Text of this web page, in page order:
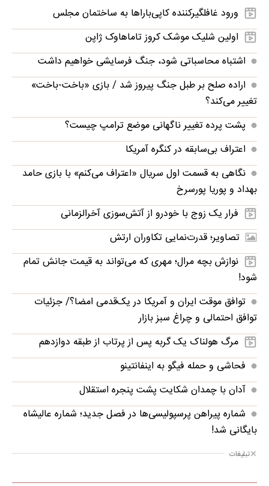
ورود غافلگیرکننده کاپی‌باراها به ساختمان مجلس
اولین شلیک موشک کروز تاماهاوک ژاپن
اشتباه محاسباتی شود، جنگ فرسایشی خواهیم داشت
اراده صلح بر طبل جنگ پیروز شد / بازی «باخت-باخت»
تغییر می‌کند؟
پشت پرده تغییر ناگهانی موضع ترامپ چیست؟
اعتراف بی‌سابقه در کنگره آمریکا
نگاهی به قسمت اول سریال «اعتراف می‌کنم» با بازی حامد
بهداد و پوریا پورسرخ
فرار یک زوج با خودرو از آتش‌سوزی آخرالزمانی
تصاویر؛ قدرت‌نمایی تکاوران ارتش
نوازش بچه مرال؛ مهری که می‌تواند به قیمت جانش تمام
شود!
توافق موقت ایران و آمریکا در یک‌قدمی امضا؟/ جزئیات
توافق احتمالی و چراغ سبز بازار
مرگ هولناک یک گربه پس از پرتاب از طبقه دوازدهم
فحاشی و حمله فیگو به اینفانتینو
آدان با چمدان شکایت پشت پنجره استقلال
شماره پیراهن پرسپولیسی‌ها در فصل جدید؛ شماره عالیشاه
بایگانی شد!
تبلیغات